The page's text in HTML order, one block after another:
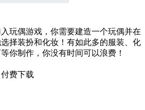
玩偶游戏，你需要建造一个玩偶并在
择装扮和化妆！有如此多的服装、化
你制作，你没有时间可以浪费！
费下载